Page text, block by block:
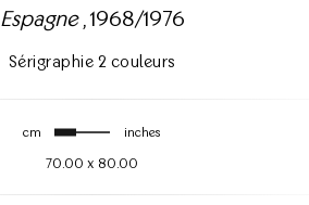
Espagne, 1968/1976
Sérigraphie 2 couleurs
cm inches
70.00 x 80.00